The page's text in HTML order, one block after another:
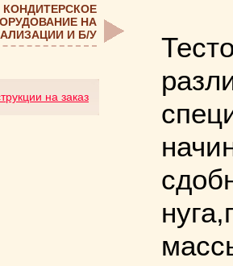
КОНДИТЕРСКОЕ
НА
И Б/У
на заказ